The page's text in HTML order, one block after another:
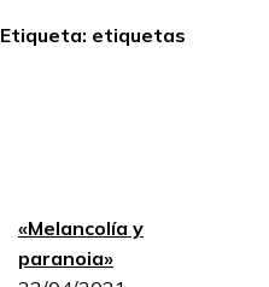
Etiqueta: etiquetas
«Melancolía y
paranoia»